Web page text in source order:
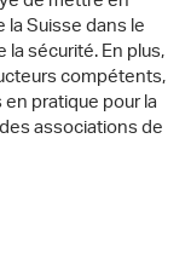
Suisse dans le
sécurité. En plus,
compétents,
pratique pour la
associations de